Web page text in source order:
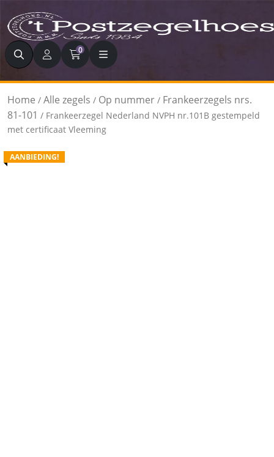
Zoeken 0
Home / Alle zegels / Op nummer / Frankeerzegels nrs.
81-101 / Frankeerzegel Nederland NVPH nr.101B gestempeld
met certificaat Vleeming
AANBIEDING!